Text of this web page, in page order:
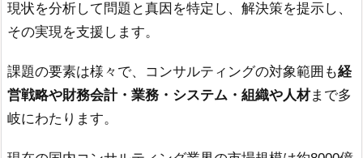
現状を分析して問題と真因を特定し、解決策を提示し、
その実現を支援します。
課題の要素は様々で、コンサルティングの対象範囲も経
営戦略や財務会計・業務・システム・組織や人材まで多
岐にわたります。